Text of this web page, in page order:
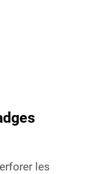
les